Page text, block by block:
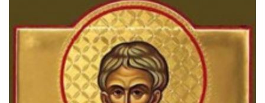
Св. Йосифа ОПДМ
Монастир сестер милосердя Св. Вінкентія. Дім Милосердя
Монастир Успення Пресвятої Богородиці Сестер Чину
Святого Василія Великого
Катехитична комісія